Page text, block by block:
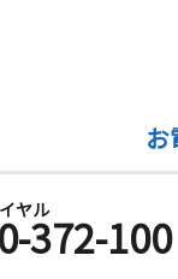
お
ヤル372-100